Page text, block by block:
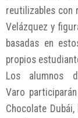
reutilizables con
Velázquez y
basadas en
propios
Los alumnos
Varo
Chocolate